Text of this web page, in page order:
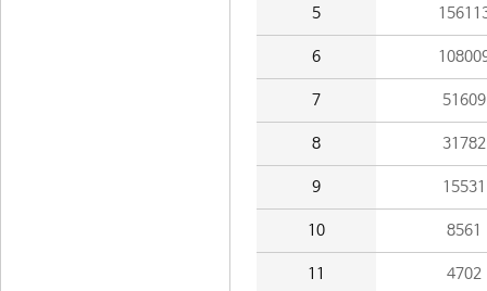
5
6
7 51609
8 31782
9 15531
10 8561
11 4702